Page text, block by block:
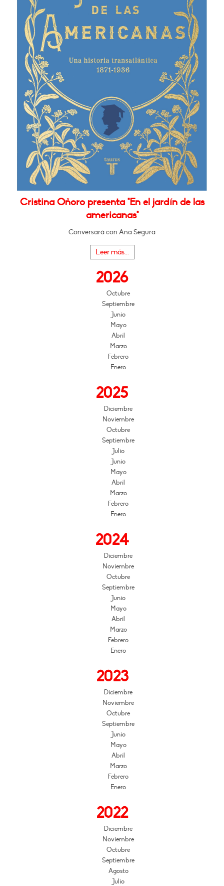
Cristina Oñoro presenta "En el jardín de las
americanas"
Conversará con Ana Segura
Leer más...
2026
Octubre
Septiembre
Junio
Mayo
Abril
Marzo
Febrero
Enero
2025
Diciembre
Noviembre
Octubre
Septiembre
Julio
Junio
Mayo
Abril
Marzo
Febrero
Enero
2024
Diciembre
Noviembre
Octubre
Septiembre
Junio
Mayo
Abril
Marzo
Febrero
Enero
2023
Diciembre
Noviembre
Octubre
Septiembre
Junio
Mayo
Abril
Marzo
Febrero
Enero
2022
Diciembre
Noviembre
Octubre
Septiembre
Agosto
Julio